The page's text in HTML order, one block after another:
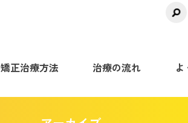
矯正治療方法 治療の流れ